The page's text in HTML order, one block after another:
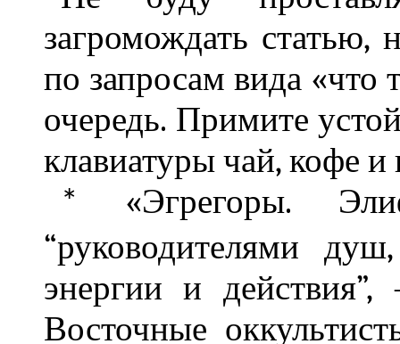
загромождать статью,
по запросам вида «что
очередь. Примите
клавиатуры чай, кофе и
*
«Эгрегоры.
“руководителями
энергии и
Восточные